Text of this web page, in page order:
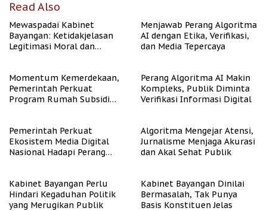
Read Also
Mewaspadai Kabinet
Bayangan: Ketidakjelasan
Legitimasi Moral dan
Menjawab Perang Algoritma
AI dengan Etika, Verifikasi,
dan Media Tepercaya
Momentum Kemerdekaan,
Pemerintah Perkuat
Program Rumah Subsidi
Perang Algoritma AI Makin
Kompleks, Publik Diminta
Verifikasi Informasi Digital
Pemerintah Perkuat
Ekosistem Media Digital
Nasional Hadapi Perang
Algoritma Mengejar Atensi,
Jurnalisme Menjaga Akurasi
dan Akal Sehat Publik
Kabinet Bayangan Perlu
Hindari Kegaduhan Politik
yang Merugikan Publik
Kabinet Bayangan Dinilai
Bermasalah, Tak Punya
Basis Konstituen Jelas